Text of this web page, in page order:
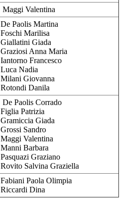
Maggi Valentina
De Paolis Martina
Foschi Marilisa
Giallatini Giada
Graziosi Anna Maria
Iantorno Francesco
Luca Nadia
Milani Giovanna
Rotondi Danila
De Paolis Corrado
Figlia Patrizia
Gramiccia Giada
Grossi Sandro
Maggi Valentina
Manni Barbara
Pasquazi Graziano
Rovito Salvina Graziella
Fabiani Paola Olimpia
Riccardi Dina